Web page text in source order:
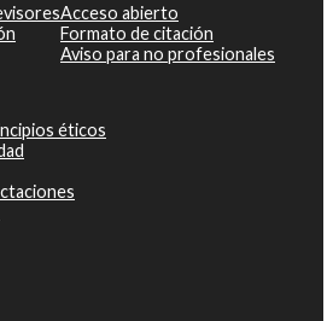
Acceso abierto
Formato de citación
Aviso para no profesionales
éticos